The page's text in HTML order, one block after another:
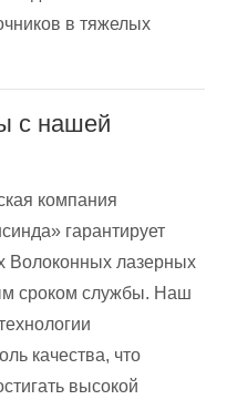
в тяжелых
с нашей
компания
гарантирует
Волоконных лазерных
сроком службы. Наш
качества, что
высокой